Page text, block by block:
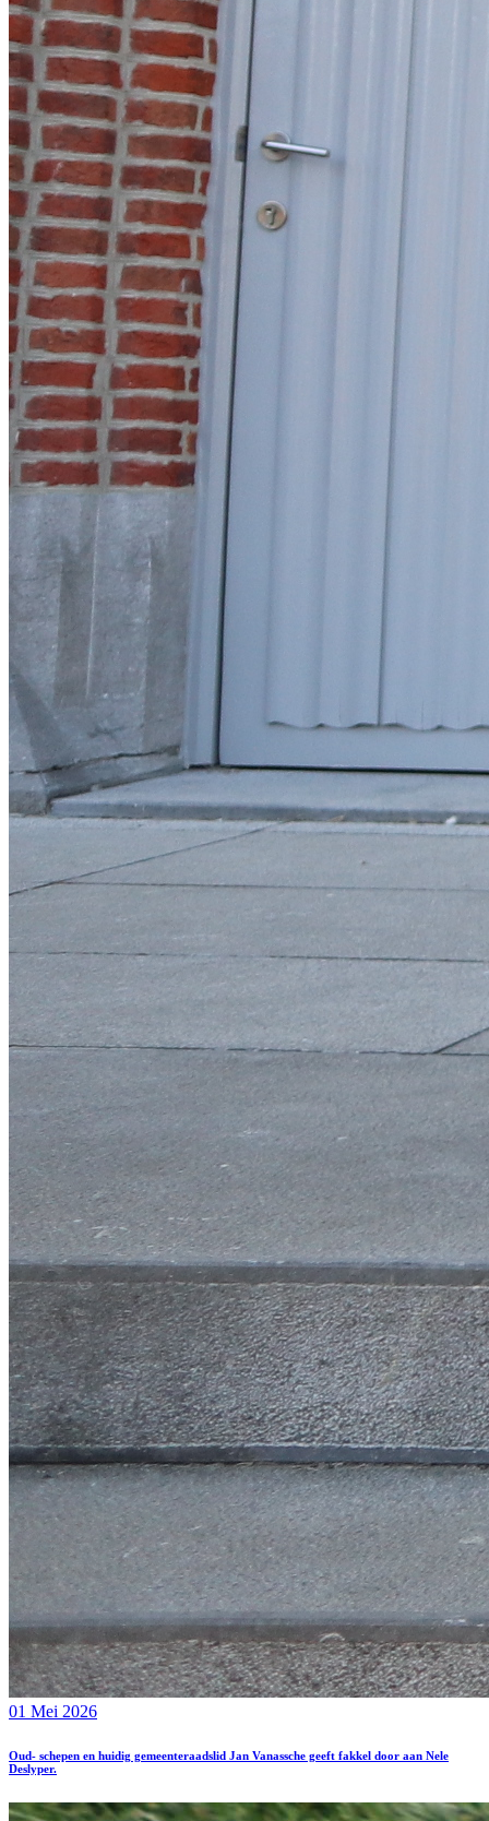
01 Mei 2026
Oud- schepen en huidig gemeenteraadslid Jan Vanassche geeft fakkel door aan Nele
Deslyper.